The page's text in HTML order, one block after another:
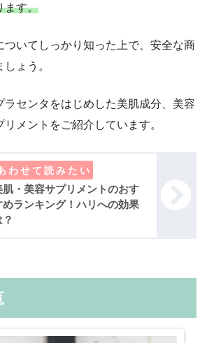
ます。
ついてしっかり知った上で、安全な商
ょう。
ラセンタをはじめした美肌成分、美容
メントをご紹介しています。
肌・美容サプリメントのおす
めランキング！ハリへの効果
？